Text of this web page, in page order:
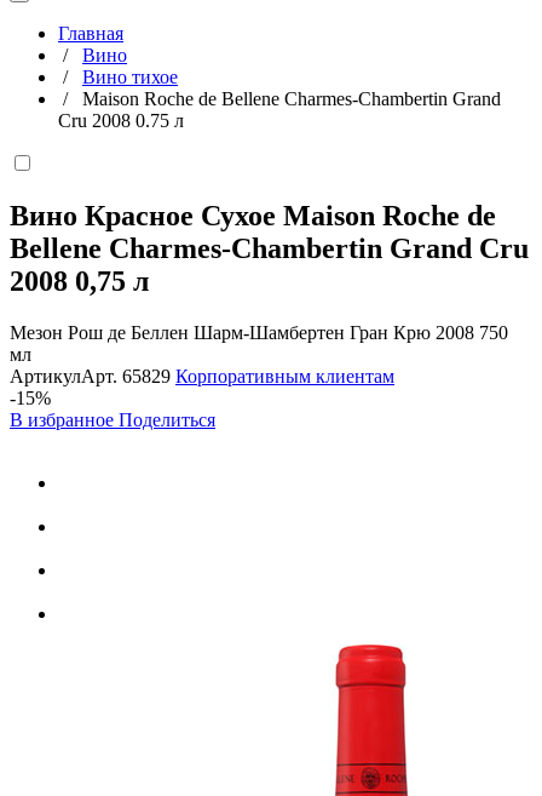
Главная
/ Вино
/ Вино тихое
/ Maison Roche de Bellene Charmes-Chambertin Grand
Cru 2008 0.75 л
Вино Красное Сухое Maison Roche de
Bellene Charmes-Chambertin Grand Cru
2008 0,75 л
Мезон Рош де Беллен Шарм-Шамбертен Гран Крю 2008 750
мл
АртикулАрт. 65829 Корпоративным клиентам
-15%
В избранное Поделиться